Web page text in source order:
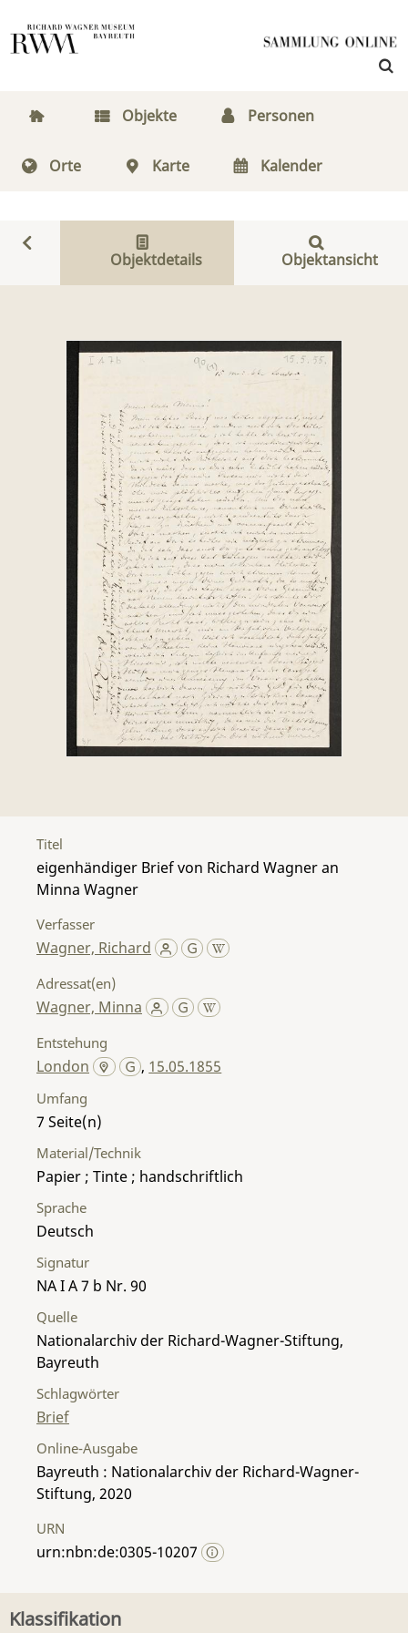
Objekte Personen
Orte Karte Kalender
Objektdetails Objektansicht
Titel
eigenhändiger Brief von Richard Wagner an
Minna Wagner
Verfasser
Wagner, Richard
Adressat(en)
Wagner, Minna
Entstehung
London , 15.05.1855
Umfang
7
Material/Technik
Papier ; Tinte ; handschriftlich
Sprache
Deutsch
Signatur
NA I A 7 b Nr. 90
Quelle
Nationalarchiv der Richard-Wagner-Stiftung,
Bayreuth
Schlagwörter
Brief
Online-Ausgabe
Bayreuth : Nationalarchiv der Richard-Wagner-
Stiftung, 2020
URN
urn:nbn:de:0305-10207
Klassifikation